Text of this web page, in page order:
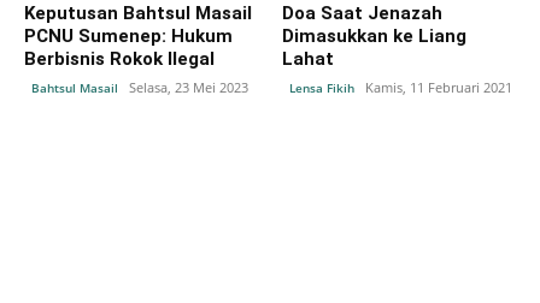
Keputusan Bahtsul Masail
PCNU Sumenep: Hukum
Berbisnis Rokok Ilegal
Bahtsul Masail Selasa, 23 Mei 2023
Doa Saat Jenazah
Dimasukkan ke Liang
Lahat
Lensa Fikih Kamis, 11 Februari 2021